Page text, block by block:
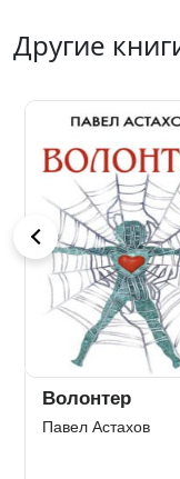
Другие
Волонтер
Павел Астахов